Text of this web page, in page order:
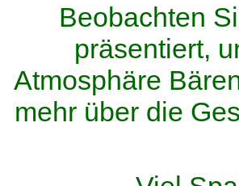
Beobachten
präsentiert,
Atmosphäre
mehr über die